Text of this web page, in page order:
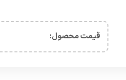
قیمت محصول:​